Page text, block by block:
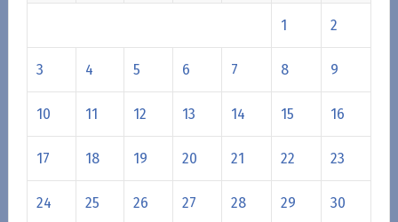
1 2
3 4 5 6 7 8 9
10 11 12 13 14 15 16
17 18 19 20 21 22 23
24 25 26 27 28 29 30